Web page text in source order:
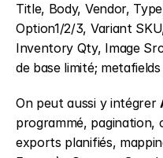
Title, Body, Vendor,
Option1/2/3, Variant
Inventory Qty, Image
de base limité;
On peut aussi y intégrer
programmé, pagination,
exports planifiés,